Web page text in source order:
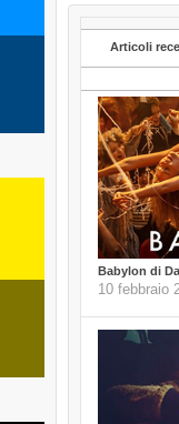
Articoli
Babylon di
10 febbraio